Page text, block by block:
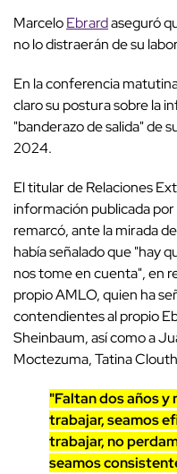
MarceloEbrardaseguró
no lo distraerán de su
En la conferencia
claro su postura sobre la
"banderazo de salida" de
2024.
El titular de Relaciones
información publicada
remarcó, ante la mirada
había señalado que "hay
nos tome en cuenta", en
propio AMLO, quien ha
contendientes al propio
Sheinbaum, así como a
Moctezuma, Tatina
"Faltan dos años y
trabajar, seamos
trabajar, no
seamos